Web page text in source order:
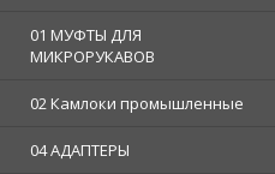
01 МУФТЫ ДЛЯ
МИКРОРУКАВОВ
02 Камлоки промышленные
04 АДАПТЕРЫ